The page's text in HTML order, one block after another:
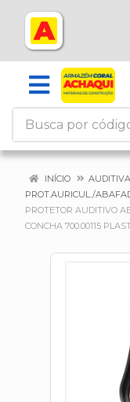
INÍCIO
AUDITIVA
PROT.AURICUL./
PROTETOR AUDITIVO
CONCHA 700.00115